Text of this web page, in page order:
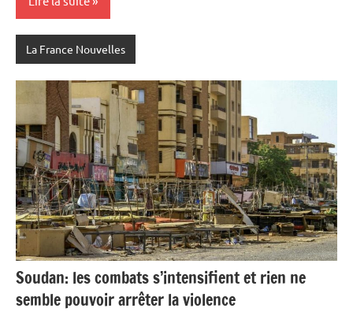
La France Nouvelles
Soudan: les combats s’intensifient et rien ne
semble pouvoir arrêter la violence